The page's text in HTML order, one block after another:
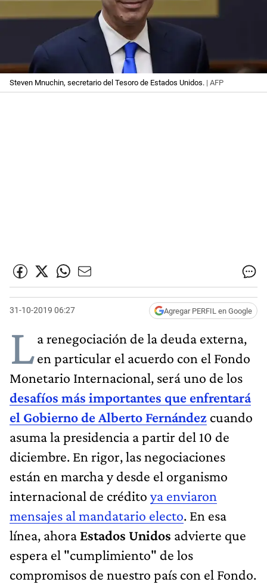
Steven Mnuchin, secretario del Tesoro de Estados Unidos. | AFP
31-10-2019 06:27 Agregar PERFIL en Google
La renegociación de la deuda externa,
en particular el acuerdo con el Fondo
Monetario Internacional, será uno de los
desafíos más importantes que enfrentará
el Gobierno de Alberto Fernández cuando
asuma la presidencia a partir del 10 de
diciembre. En rigor, las negociaciones
están en marcha y desde el organismo
internacional de crédito ya enviaron
mensajes al mandatario electo. En esa
línea, ahora Estados Unidos advierte que
espera el "cumplimiento" de los
compromisos de nuestro país con el Fondo.